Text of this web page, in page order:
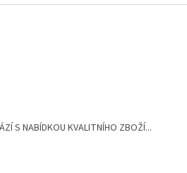
S NABÍDKOU KVALITNÍHO ZBOŽÍ...